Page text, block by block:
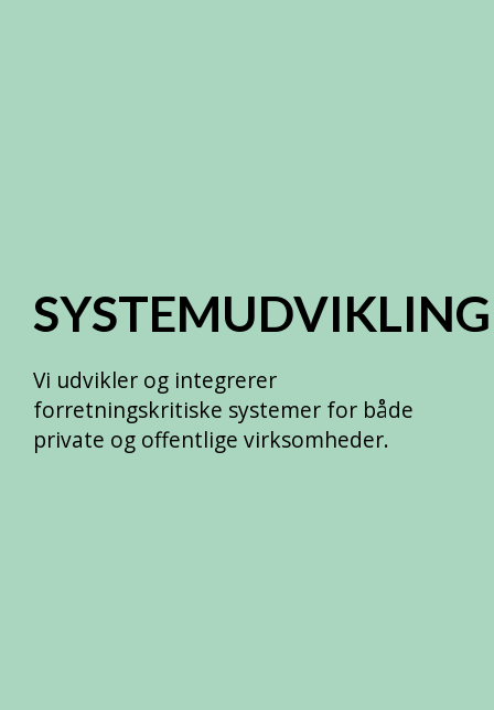
SYSTEMUDVIKLING
Vi udvikler og integrerer
forretningskritiske systemer for både
private og offentlige virksomheder.